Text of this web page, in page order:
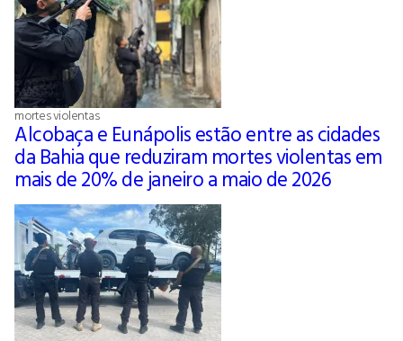
mortes violentas
Alcobaça e Eunápolis estão entre as cidades
da Bahia que reduziram mortes violentas em
mais de 20% de janeiro a maio de 2026